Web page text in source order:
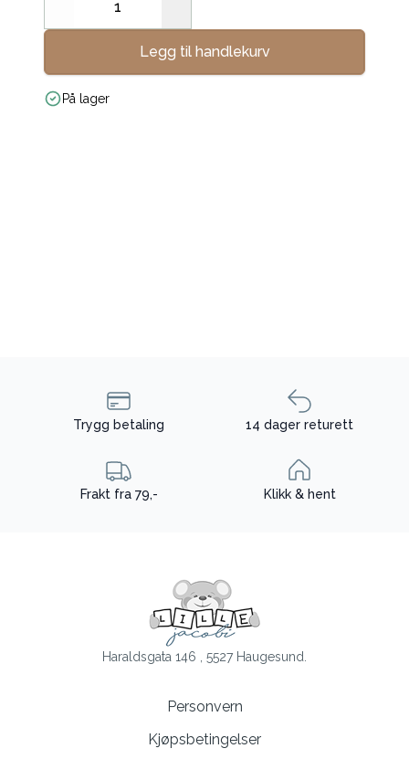
Decrease
Legg til handlekurv
På lager
Trygg betaling 14 dager returett
Frakt fra 79,- Klikk & hent
Haraldsgata 146 , 5527 Haugesund.
Personvern
Kjøpsbetingelser